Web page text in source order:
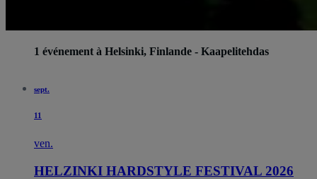
1 événement à Helsinki, Finlande - Kaapelitehdas
sept.
11
ven.
HELZINKI HARDSTYLE FESTIVAL 2026